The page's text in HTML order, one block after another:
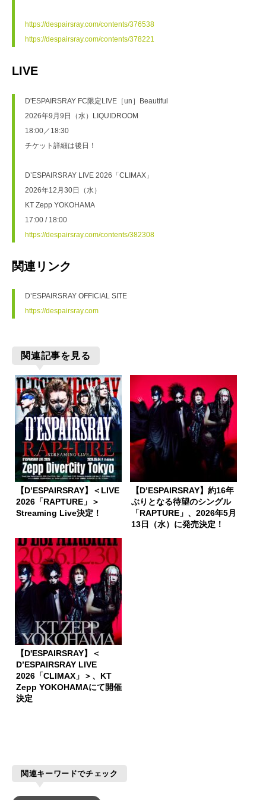
https://despairsray.com/contents/376538
https://despairsray.com/contents/378221
LIVE
D'ESPAIRSRAY FC限定LIVE［un］Beautiful
2026年9月9日（水）LIQUIDROOM
18:00／18:30
チケット詳細は後日！
D’ESPAIRSRAY LIVE 2026「CLIMAX」
2026年12月30日（水）
KT Zepp YOKOHAMA
17:00 / 18:00
https://despairsray.com/contents/382308
関連リンク
D’ESPAIRSRAY OFFICIAL SITE
https://despairsray.com
関連記事を見る
【D’ESPAIRSRAY】＜LIVE
2026「RAPTURE」＞
Streaming Live決定！
【D’ESPAIRSRAY】約16年
ぶりとなる待望のシングル
「RAPTURE」、2026年5月
13日（水）に発売決定！
【D'ESPAIRSRAY】＜
D’ESPAIRSRAY LIVE
2026「CLIMAX」＞、KT
Zepp YOKOHAMAにて開催
決定
関連キーワードでチェック